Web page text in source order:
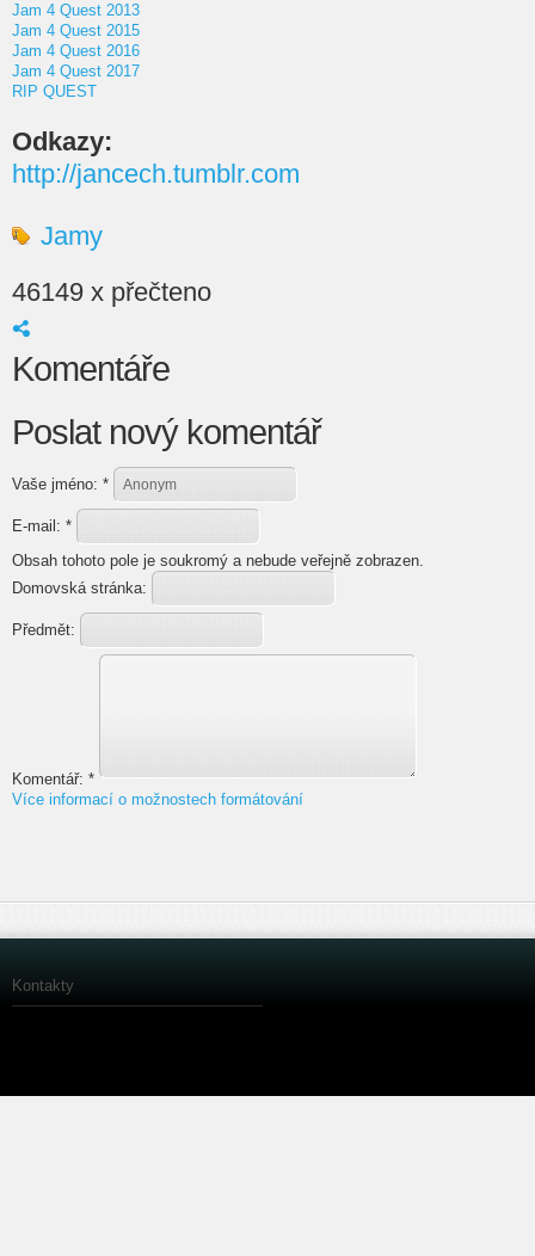
Jam 4 Quest 2013
Jam 4 Quest 2015
Jam 4 Quest 2016
Jam 4 Quest 2017
RIP QUEST
Odkazy:
http://jancech.tumblr.com
Jamy
46149 x přečteno
Komentáře
Poslat nový komentář
Vaše jméno: *
E-mail: *
Obsah tohoto pole je soukromý a nebude veřejně zobrazen.
Domovská stránka:
Předmět:
Komentář: *
Více informací o možnostech formátování
Kontakty